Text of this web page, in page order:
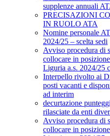
supplenze annuali
PRECISAZIONI
IN RUOLO ATA
Nomine personale
2024/25 – scelta sedi
Avviso procedura di
collocare in
Liguria a.s. 2024/25
Interpello rivolto ai
posti vacanti e
ad interim
decurtazione
rilasciate da enti
Avviso procedura di
collocare in